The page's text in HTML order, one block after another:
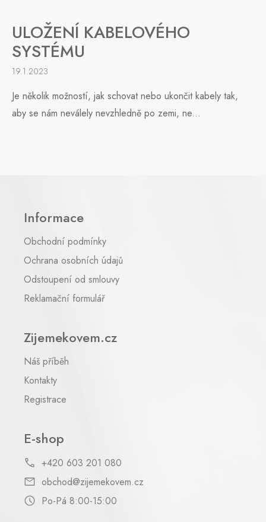
ULOŽENÍ KABELOVÉHO
SYSTÉMU
19.1.2023
Je několik možností, jak schovat nebo ukončit kabely tak,
aby se nám neválely nevzhledně po zemi, ne...
Informace
Obchodní podmínky
Ochrana osobních údajů
Odstoupení od smlouvy
Reklamační formulář
Zijemekovem.cz
Náš příběh
Kontakty
Registrace
E-shop
+420 603 201 080
obchod@zijemekovem.cz
Po-Pá 8:00-15:00